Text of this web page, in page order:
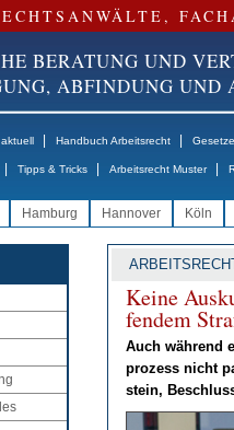
BERATUNG UND
ABFINDUNG UND
Handbuch Arbeitsrecht
Tipps & Tricks Arbeitsrecht Muster
Hamburg Hannover Köln
Kei­ne
fen­dem
Auch wäh­rend
pro­zess nicht
stein,